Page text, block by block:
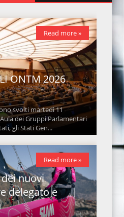
ONTM 2026
svolti martedì 11
dei Gruppi Parlamentari
gli Stati Gen...
Read more »
nuovi
delegato e
Read more »